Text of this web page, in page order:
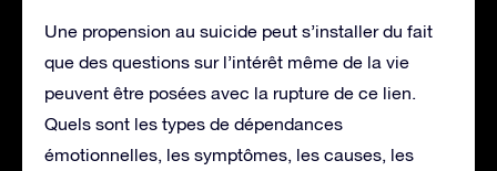
Une propension au suicide peut s’installer du fait
que des questions sur l’intérêt même de la vie
peuvent être posées avec la rupture de ce lien.
Quels sont les types de dépendances
émotionnelles, les symptômes, les causes, les